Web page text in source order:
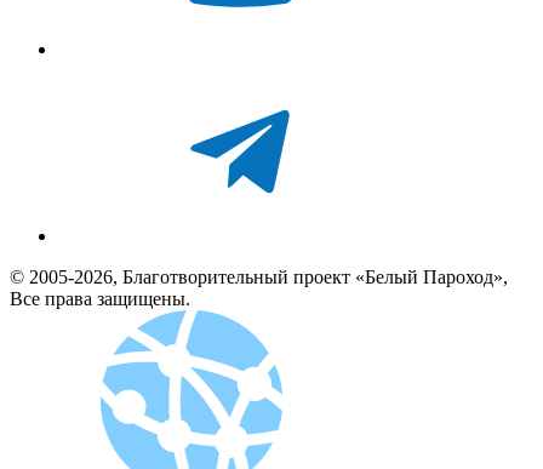
© 2005-2026, Благотворительный проект «Белый Пароход»,
Все права защищены.